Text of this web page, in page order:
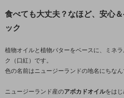
食べても大丈夫？なほど、安心
ック
植物オイルと植物バターをベースに、ミネ
ク（口紅）です。
色の名前はニュージーランドの地名にちなん
ニュージーランド産のアボカドオイルをは